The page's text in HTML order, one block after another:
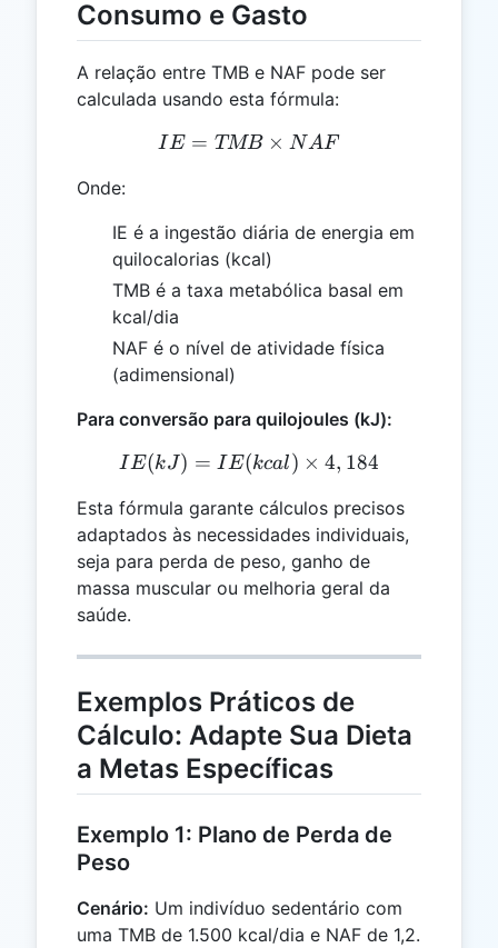
Consumo e Gasto
A relação entre TMB e NAF pode ser
calculada usando esta fórmula:
IE = TMB \times NAF
IE = TMB × NAF
Onde:
IE é a ingestão diária de energia em
quilocalorias (kcal)
TMB é a taxa metabólica basal em
kcal/dia
NAF é o nível de atividade física
(adimensional)
Para conversão para quilojoules (kJ):
IE (kJ) = IE (kcal) \times
IE(kJ) = IE(kcal) × 4, 184
Esta fórmula garante cálculos precisos
adaptados às necessidades individuais,
seja para perda de peso, ganho de
massa muscular ou melhoria geral da
saúde.
Exemplos Práticos de
Cálculo: Adapte Sua Dieta
a Metas Específicas
Exemplo 1: Plano de Perda de
Peso
Cenário: Um indivíduo sedentário com
uma TMB de 1.500 kcal/dia e NAF de 1,2.